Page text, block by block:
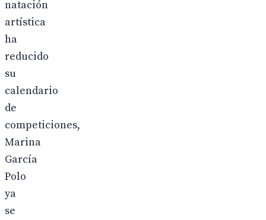
natación
artística
ha
reducido
su
calendario
de
competiciones,
Marina
García
Polo
ya
se